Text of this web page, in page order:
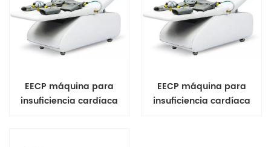
EECP máquina para
insuficiencia cardíaca
EECP máquina para
insuficiencia cardíaca